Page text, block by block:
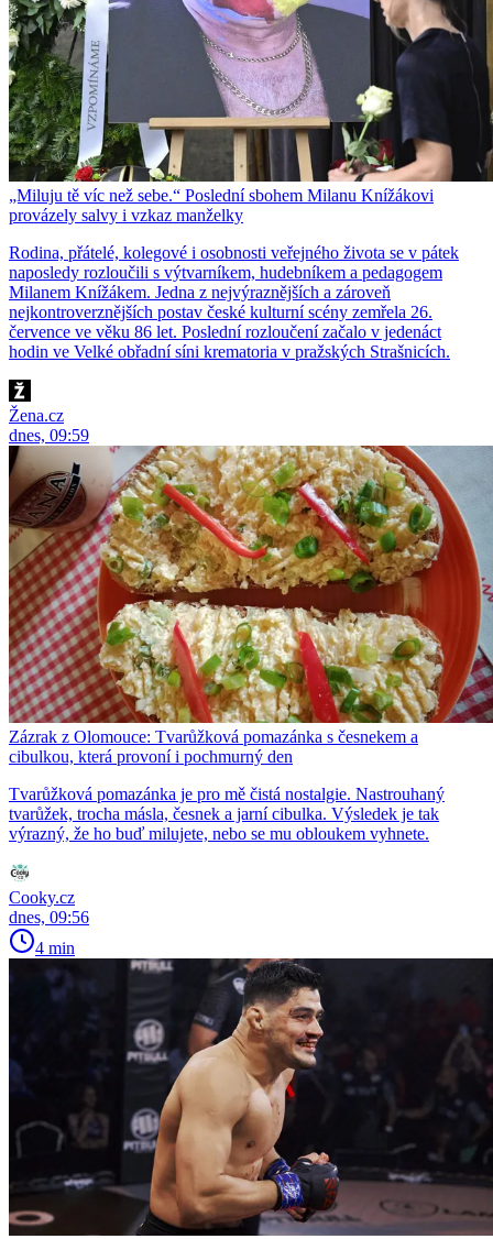
„Miluju tě víc než sebe.“ Poslední sbohem Milanu Knížákovi
provázely salvy i vzkaz manželky
Rodina, přátelé, kolegové i osobnosti veřejného života se v pátek
naposledy rozloučili s výtvarníkem, hudebníkem a pedagogem
Milanem Knížákem. Jedna z nejvýraznějších a zároveň
nejkontroverznějších postav české kulturní scény zemřela 26.
července ve věku 86 let. Poslední rozloučení začalo v jedenáct
hodin ve Velké obřadní síni krematoria v pražských Strašnicích.
Žena.cz
dnes, 09:59
Zázrak z Olomouce: Tvarůžková pomazánka s česnekem a
cibulkou, která provoní i pochmurný den
Tvarůžková pomazánka je pro mě čistá nostalgie. Nastrouhaný
tvarůžek, trocha másla, česnek a jarní cibulka. Výsledek je tak
výrazný, že ho buď milujete, nebo se mu obloukem vyhnete.
Cooky.cz
dnes, 09:56
4 min